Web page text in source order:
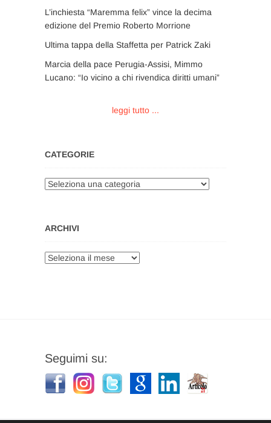
L’inchiesta “Maremma felix” vince la decima
edizione del Premio Roberto Morrione
Ultima tappa della Staffetta per Patrick Zaki
Marcia della pace Perugia-Assisi, Mimmo
Lucano: “Io vicino a chi rivendica diritti umani”
leggi tutto ...
CATEGORIE
Categorie
ARCHIVI
Archivi
Seguimi su: